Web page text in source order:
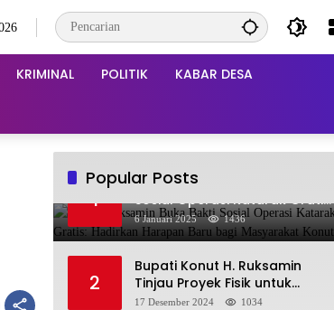
KRIMINAL POLITIK KABAR DESA
Popular Posts
1
Bupati Ruksamin Buka Bakti
Sosial Operasi Katarak Gratis:
Hadirkan Harapan Baru bagi
Masyarakat Konut
6 Januari 2025 1436
2
Bupati Konut H. Ruksamin
Tinjau Proyek Fisik untuk
Pastikan Kesesuaian dengan
17 Desember 2024 1034